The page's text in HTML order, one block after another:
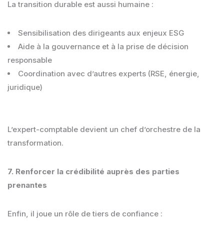
La transition durable est aussi humaine :
Sensibilisation des dirigeants aux enjeux ESG
Aide à la gouvernance et à la prise de décision
responsable
Coordination avec d’autres experts (RSE, énergie,
juridique)
L’expert-comptable devient un chef d’orchestre de la
transformation.
7. Renforcer la crédibilité auprès des parties
prenantes
Enfin, il joue un rôle de tiers de confiance :